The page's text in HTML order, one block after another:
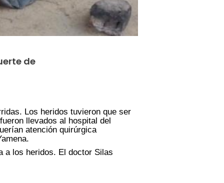
de
Los heridos tuvieron que ser
llevados al hospital del
atención quirúrgica
a los heridos. El doctor Silas